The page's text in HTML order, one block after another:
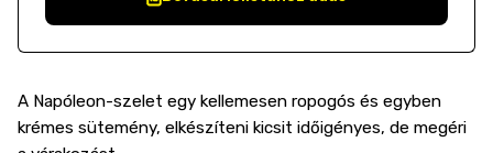
A Napóleon-szelet egy kellemesen ropogós és egyben
krémes sütemény, elkészíteni kicsit időigényes, de megéri